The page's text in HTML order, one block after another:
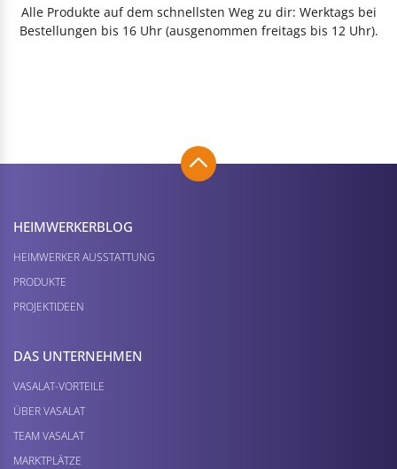
Alle Produkte auf dem schnellsten Weg zu dir: Werktags bei
Bestellungen bis 16 Uhr (ausgenommen freitags bis 12 Uhr).
HEIMWERKER­BLOG
HEIMWERKER AUSSTATTUNG
PRODUKTE
PROJEKTIDEEN
DAS UNTERNEHMEN
VASALAT-VORTEILE
ÜBER VASALAT
TEAM VASALAT
MARKTPLÄTZE